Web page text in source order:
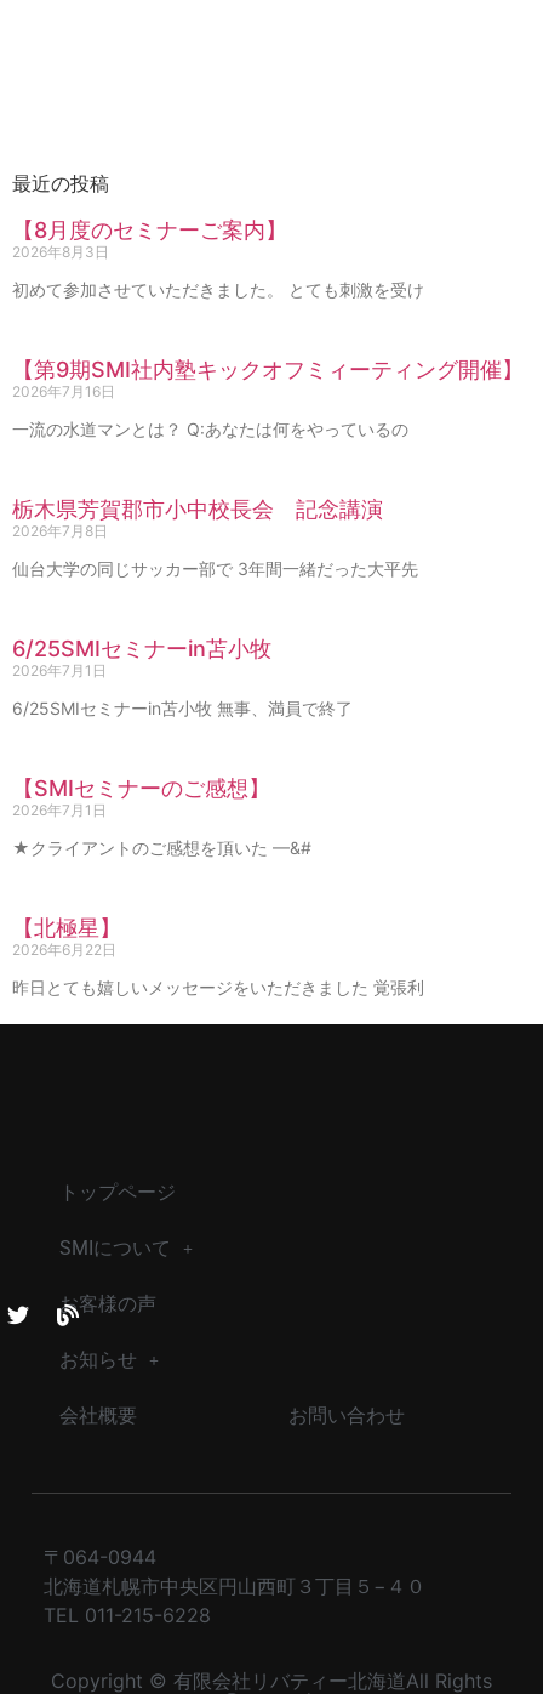
最近の投稿
【8月度のセミナーご案内】
2026年8月3日
初めて参加させていただきました。 とても刺激を受け
【第9期SMI社内塾キックオフミィーティング開催】
2026年7月16日
一流の水道マンとは？ Q:あなたは何をやっているの
栃木県芳賀郡市小中校長会 記念講演
2026年7月8日
仙台大学の同じサッカー部で 3年間一緒だった大平先
6/25SMIセミナーin苫小牧
2026年7月1日
6/25SMIセミナーin苫小牧 無事、満員で終了
【SMIセミナーのご感想】
2026年7月1日
★クライアントのご感想を頂いた —&#
【北極星】
2026年6月22日
昨日とても嬉しいメッセージをいただきました 覚張利
トップページ
SMIについて
お客様の声
お知らせ
会社概要 お問い合わせ
〒064-0944
北海道札幌市中央区円山西町３丁目５−４０
TEL 011-215-6228
Copyright © 有限会社リバティー北海道All Rights